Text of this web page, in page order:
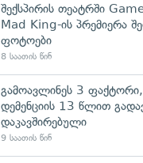
შექსპირის თეატრში
Mad King-ის პრემიერა
ფოტოები
8 საათის წინ
გამოავლინეს 3
დემენციის 13 წლით
დაკავშირებული
9 საათის წინ